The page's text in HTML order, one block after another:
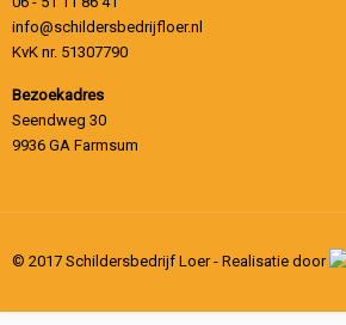
info@schildersbedrijfloer.nl
KvK nr. 51307790
Bezoekadres
Seendweg 30
9936 GA Farmsum
© 2017 Schildersbedrijf Loer - Realisatie door